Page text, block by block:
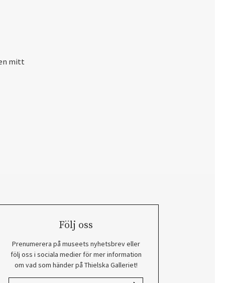
mitt
Följ oss
Prenumerera på museets nyhetsbrev eller
följ oss i sociala medier för mer information
om vad som händer på Thielska Galleriet!